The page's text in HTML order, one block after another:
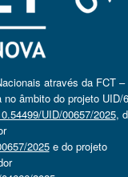
através da FCT –
âmbito do projeto UID/
UID/00657/2025,
2025e do projeto